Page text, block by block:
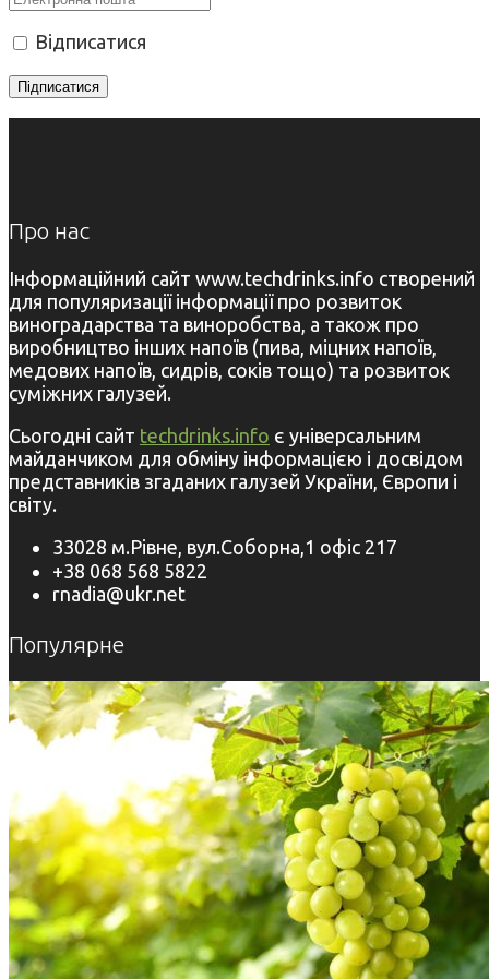
Відписатися
Про нас
Інформаційний сайт www.techdrinks.info створений
для популяризації інформації про розвиток
виноградарства та виноробства, а також про
виробництво інших напоїв (пива, міцних напоїв,
медових напоїв, сидрів, соків тощо) та розвиток
суміжних галузей.
Сьогодні сайт techdrinks.info є універсальним
майданчиком для обміну інформацією і досвідом
представників згаданих галузей України, Європи і
світу.
33028 м.Рівне, вул.Соборна,1 офіс 217
+38 068 568 5822
rnadia@ukr.net
Популярне